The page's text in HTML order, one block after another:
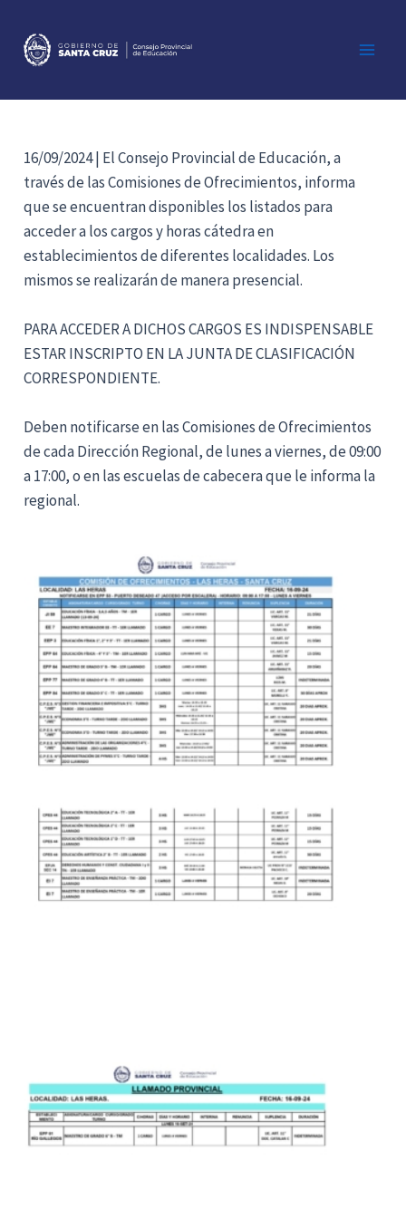
contenido
16/09/2024 | El Consejo Provincial de Educación, a
través de las Comisiones de Ofrecimientos, informa
que se encuentran disponibles los listados para
acceder a los cargos y horas cátedra en
establecimientos de diferentes localidades. Los
mismos se realizarán de manera presencial.
PARA ACCEDER A DICHOS CARGOS ES INDISPENSABLE
ESTAR INSCRIPTO EN LA JUNTA DE CLASIFICACIÓN
CORRESPONDIENTE.
Deben notificarse en las Comisiones de Ofrecimientos
de cada Dirección Regional, de lunes a viernes, de 09:00
a 17:00, o en las escuelas de cabecera que le informa la
regional.